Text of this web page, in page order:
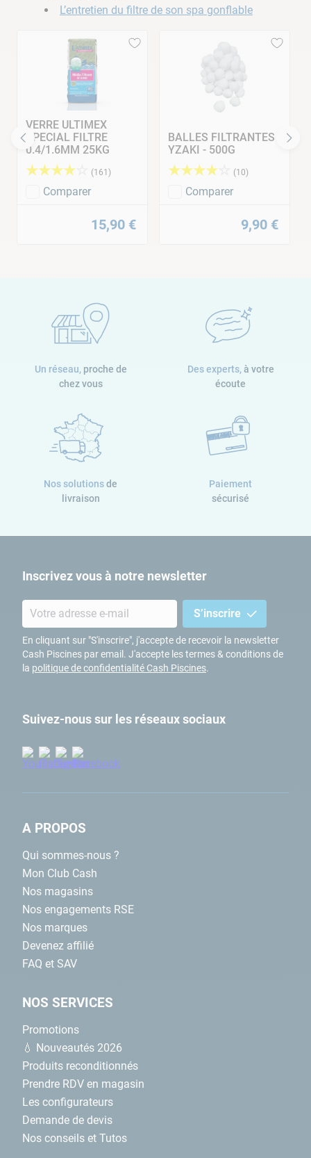
L’entretien du filtre de son spa gonflable
VERRE ULTIMEX
SPECIAL FILTRE
0.4/1.6MM 25KG
★★★★ (161 )
Comparer
15,90 €
BALLES FILTRANTES
YZAKI - 500G
★★★★ (10)
Comparer
9,90 €
Un réseau, proche de
chez vous
Des experts,à votre
écoute
Nos solutionsde
livraison
Paiement
sécurisé
Inscrivez vous à notre newsletter
S’inscrire
En cliquant sur "S'inscrire", j'accepte de recevoir la newsletter
Cash Piscines par email. J'accepte les termes & conditions de
la politique de confidentialité Cash Piscines.
Suivez-nous sur les réseaux sociaux
A PROPOS
Qui sommes-nous ?
Mon Club Cash
Nos magasins
Nos engagements RSE
Nos marques
Devenez affilié
FAQ et SAV
NOS SERVICES
Promotions
💧 Nouveautés 2026
Produits reconditionnés
Prendre RDV en magasin
Les configurateurs
Demande de devis
Nos conseils et Tutos